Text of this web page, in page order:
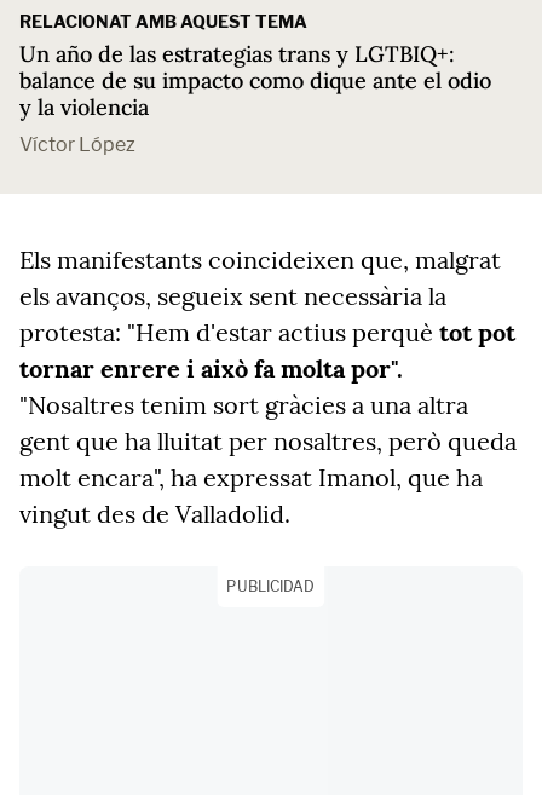
RELACIONAT AMB AQUEST TEMA
Un año de las estrategias trans y LGTBIQ+:
balance de su impacto como dique ante el odio
y la violencia
Víctor López
Els manifestants coincideixen que, malgrat
els avanços, segueix sent necessària la
protesta: "Hem d'estar actius perquè tot pot
tornar enrere i això fa molta por".
"Nosaltres tenim sort gràcies a una altra
gent que ha lluitat per nosaltres, però queda
molt encara", ha expressat Imanol, que ha
vingut des de Valladolid.
PUBLICIDAD